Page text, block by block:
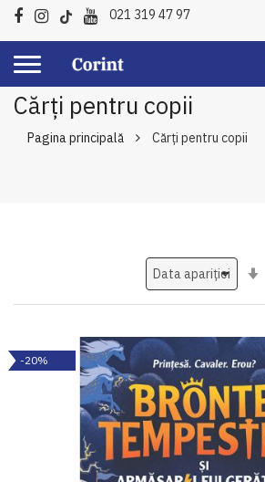
021 319 47 97
Cărți pentru copii
Pagina principală Cărți pentru copii
-20%